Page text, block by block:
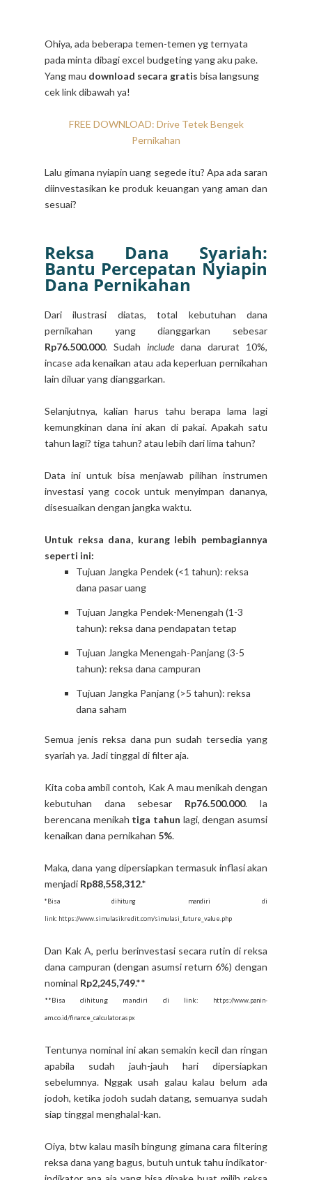
Ohiya, ada beberapa temen-temen yg ternyata
pada minta dibagi excel budgeting yang aku pake.
Yang mau download secara gratis bisa langsung
cek link dibawah ya!
FREE DOWNLOAD: Drive Tetek Bengek
Pernikahan
Lalu gimana nyiapin uang segede itu? Apa ada saran
diinvestasikan ke produk keuangan yang aman dan
sesuai?
Reksa Dana Syariah:
Bantu Percepatan Nyiapin
Dana Pernikahan
Dari ilustrasi diatas, total kebutuhan dana
pernikahan yang dianggarkan sebesar
Rp76.500.000. Sudah include dana darurat 10%,
incase ada kenaikan atau ada keperluan pernikahan
lain diluar yang dianggarkan.
Selanjutnya, kalian harus tahu berapa lama lagi
kemungkinan dana ini akan di pakai. Apakah satu
tahun lagi? tiga tahun? atau lebih dari lima tahun?
Data ini untuk bisa menjawab pilihan instrumen
investasi yang cocok untuk menyimpan dananya,
disesuaikan dengan jangka waktu.
Untuk reksa dana, kurang lebih pembagiannya
seperti ini:
Tujuan Jangka Pendek (<1 tahun): reksa
dana pasar uang
Tujuan Jangka Pendek-Menengah (1-3
tahun): reksa dana pendapatan tetap
Tujuan Jangka Menengah-Panjang (3-5
tahun): reksa dana campuran
Tujuan Jangka Panjang (>5 tahun): reksa
dana saham
Semua jenis reksa dana pun sudah tersedia yang
syariah ya. Jadi tinggal di filter aja.
Kita coba ambil contoh, Kak A mau menikah dengan
kebutuhan dana sebesar Rp76.500.000. Ia
berencana menikah tiga tahun lagi, dengan asumsi
kenaikan dana pernikahan 5%.
Maka, dana yang dipersiapkan termasuk inflasi akan
menjadi Rp88,558,312.*
*Bisa dihitung mandiri di
link: https://www.simulasikredit.com/simulasi_future_value.php
Dan Kak A, perlu berinvestasi secara rutin di reksa
dana campuran (dengan asumsi return 6%) dengan
nominal Rp2,245,749.**
**Bisa dihitung mandiri di link: https://www.panin-
am.co.id/finance_calculator.aspx
Tentunya nominal ini akan semakin kecil dan ringan
apabila sudah jauh-jauh hari dipersiapkan
sebelumnya. Nggak usah galau kalau belum ada
jodoh, ketika jodoh sudah datang, semuanya sudah
siap tinggal menghalal-kan.
Oiya, btw kalau masih bingung gimana cara filtering
reksa dana yang bagus, butuh untuk tahu indikator-